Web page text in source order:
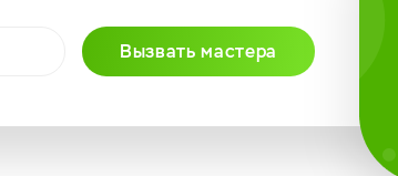
Вызвать мастера